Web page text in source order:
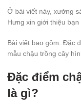
Ở bài viết này, xưởng
Hưng xin giới thiệu
Bài viết bao gồm: Đặc
mẫu chậu trồng cây
Đặc điểm
là gì?